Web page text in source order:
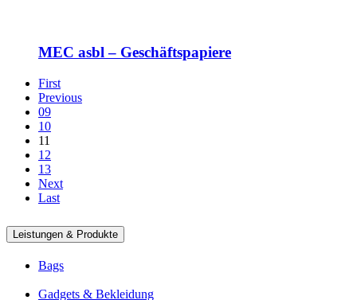
MEC asbl – Geschäftspapiere
First
Previous
09
10
11
12
13
Next
Last
Leistungen & Produkte
Bags
Gadgets & Bekleidung